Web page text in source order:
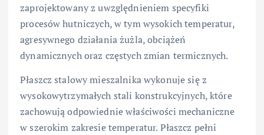
zaprojektowany z uwzględnieniem specyfiki
procesów hutniczych, w tym wysokich temperatur,
agresywnego działania żużla, obciążeń
dynamicznych oraz częstych zmian termicznych.
Płaszcz stalowy mieszalnika wykonuje się z
wysokowytrzymałych stali konstrukcyjnych, które
zachowują odpowiednie właściwości mechaniczne
w szerokim zakresie temperatur. Płaszcz pełni